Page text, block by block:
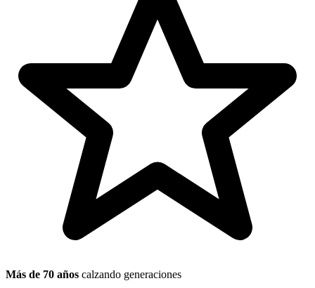
Más de 70 años calzando generaciones